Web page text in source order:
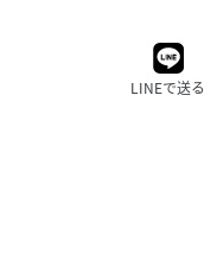
LINEで送る